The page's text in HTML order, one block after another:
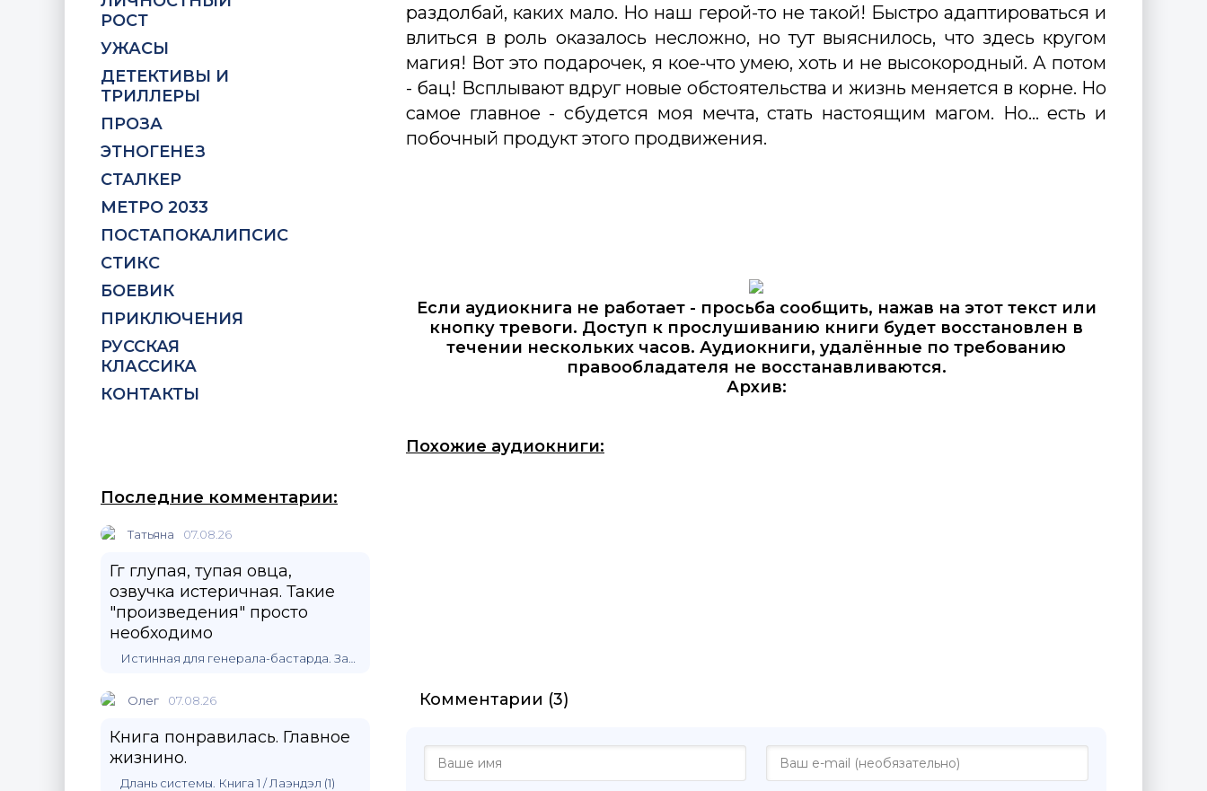
РОСТ
УЖАСЫ
ДЕТЕКТИВЫ И
ТРИЛЛЕРЫ
ПРОЗА
ЭТНОГЕНЕЗ
СТАЛКЕР
МЕТРО 2033
ПОСТАПОКАЛИПСИС
СТИКС
БОЕВИК
ПРИКЛЮЧЕНИЯ
РУССКАЯ
КЛАССИКА
КОНТАКТЫ
Последние комментарии:
Татьяна 07.08.26
Гг глупая, тупая овца,
озвучка истеричная. Такие
"произведения" просто
необходимо
Олег 07.08.26
Книга понравилась. Главное
жизнино.
Длань системы. Книга 1 / Лаэндэл (1)
раздолбай, каких мало. Но наш герой-то не такой! Быстро адаптироваться и
влиться в роль оказалось несложно, но тут выяснилось, что здесь кругом
магия! Вот это подарочек, я кое-что умею, хоть и не высокородный. А потом
- бац! Всплывают вдруг новые обстоятельства и жизнь меняется в корне. Но
самое главное - сбудется моя мечта, стать настоящим магом. Но... есть и
побочный продукт этого продвижения.
Если аудиокнига не работает - просьба сообщить, нажав на этот текст или
кнопку тревоги. Доступ к прослушиванию книги будет восстановлен в
течении нескольких часов. Аудиокниги, удалённые по требованию
правообладателя не восстанавливаются.
Архив:
Похожие аудиокниги:
Комментарии (3)